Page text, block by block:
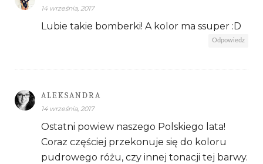
14 września, 2017
Lubie takie bomberki! A kolor ma ssuper :D
Odpowiedz
ALEKSANDRA
14 września, 2017
Ostatni powiew naszego Polskiego lata!
Coraz częściej przekonuje się do koloru
pudrowego różu, czy innej tonacji tej barwy.